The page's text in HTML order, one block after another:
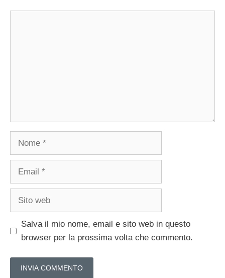
Nome
Email
Sito
Salva il mio nome, email e sito web in questo
browser per la prossima volta che commento.